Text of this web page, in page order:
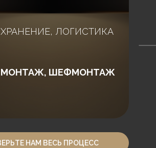
ХРАНЕНИЕ, ЛОГИСТИКА
МОНТАЖ, ШЕФМОНТАЖ
НАМ ВЕСЬ ПРОЦЕСС